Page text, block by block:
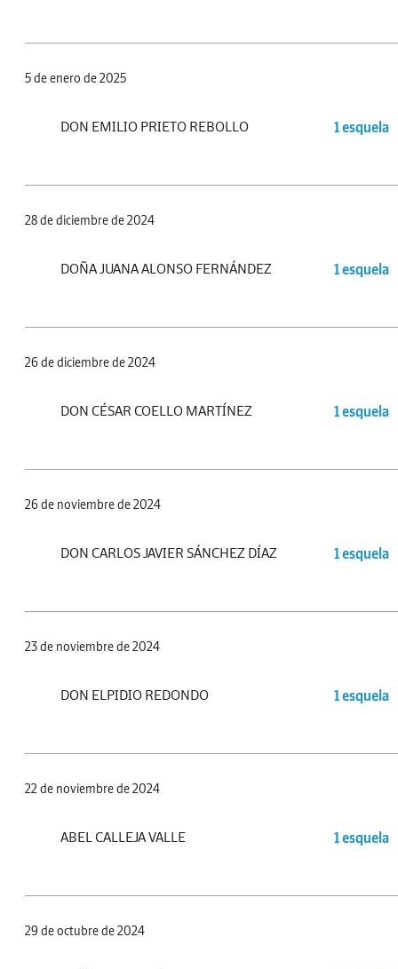
5 de enero de 2025
DON EMILIO PRIETO REBOLLO 1 esquela
28 de diciembre de 2024
DOÑA JUANA ALONSO FERNÁNDEZ 1 esquela
26 de diciembre de 2024
DON CÉSAR COELLO MARTÍNEZ 1 esquela
26 de noviembre de 2024
DON CARLOS JAVIER SÁNCHEZ DÍAZ 1 esquela
23 de noviembre de 2024
DON ELPIDIO REDONDO 1 esquela
22 de noviembre de 2024
ABEL CALLEJA VALLE 1 esquela
29 de octubre de 2024